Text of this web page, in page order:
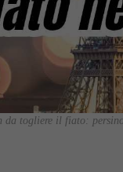
da togliere il fiato: